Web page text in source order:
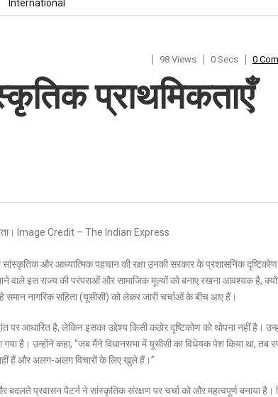
International
98 Views 0 Secs 0
प्राथमिकताएँ
सांस्कृतिक और आध्यात्मिक पहचान की रक्षा उनकी सरकार के प्रशासनिक
वाले इस राज्य की परंपराओं और सामाजिक मूल्यों को बनाए रखना आवश्यक है,
नागरिक संहिता (यूसीसी) को लेकर जारी चर्चाओं के बीच आए हैं।
पर आधारित है, लेकिन इसका उद्देश्य किसी कठोर दृष्टिकोण को थोपना नहीं है।
है। उन्होंने कहा, “जब मैंने विधानसभा में यूसीसी का विधेयक पेश किया था, तब
हैं और अलग-अलग विचारों के लिए खुले हैं।”
बदलते प्रवासन पैटर्न ने सांस्कृतिक संरक्षण पर चर्चा को और महत्वपूर्ण बनाया है।